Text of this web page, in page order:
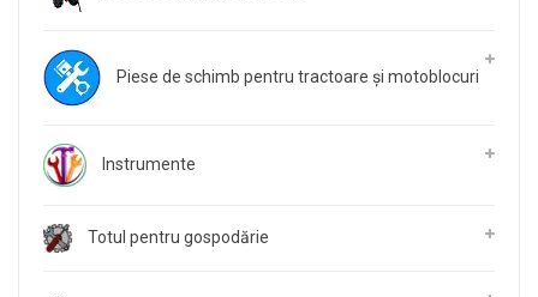
Piese de schimb pentru tractoare și motoblocuri
Instrumente
Totul pentru gospodărie